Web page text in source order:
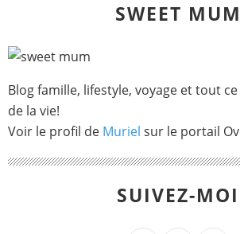
SWEET MUM
Blog famille, lifestyle, voyage et tout
de la vie!
Voir le profil de Muriel sur le portail
SUIVEZ-MOI